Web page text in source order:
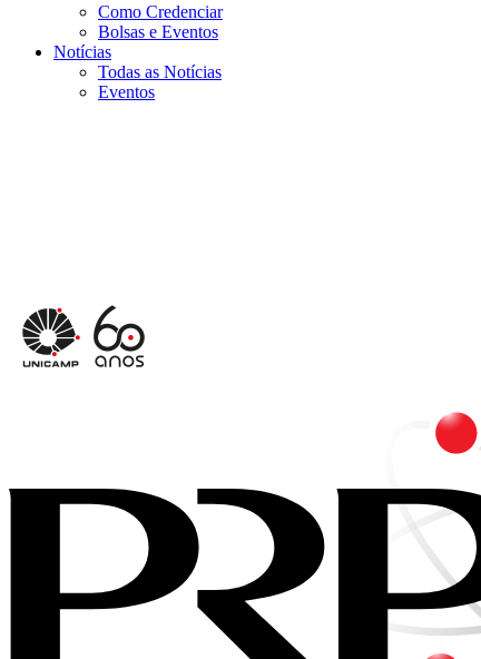
Como Credenciar
Bolsas e Eventos
Notícias
Todas as Notícias
Eventos